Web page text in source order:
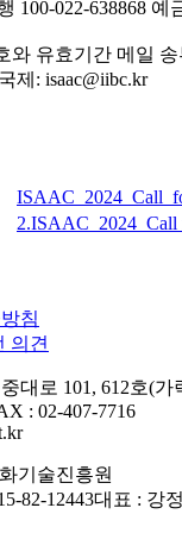
100-022-638868
와 유효기간 메일
제: isaac@iibc.kr
2.ISAAC_2024_Call
침
의견
대로 101, 612호(가
: 02-407-7716
기술진흥원
82-12443대표 : 강